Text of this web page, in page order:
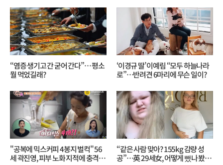
“염증 생기고 간 굳어 간다”… 평소
뭘 먹었길래?
‘이경규 딸’ 이예림 “모두 하늘나라
로”⋯반려견 6마리에 무슨 일이?
"공복에 믹스커피 4봉지 벌컥" 56
세 곽진영, 피부 노화 지적에 충격…
“같은 사람 맞아? 155kg 감량 성
공”…英 29세女, 어떻게 뺐나 봤더